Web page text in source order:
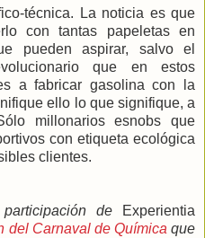
técnica. La noticia es que
con tantas papeletas en
pueden aspirar, salvo el
que en estos
a fabricar gasolina con la
ello lo que signifique, a
millonarios esnobs que
con etiqueta ecológica
clientes.
de
Experientia
del Carnaval de Químicaque